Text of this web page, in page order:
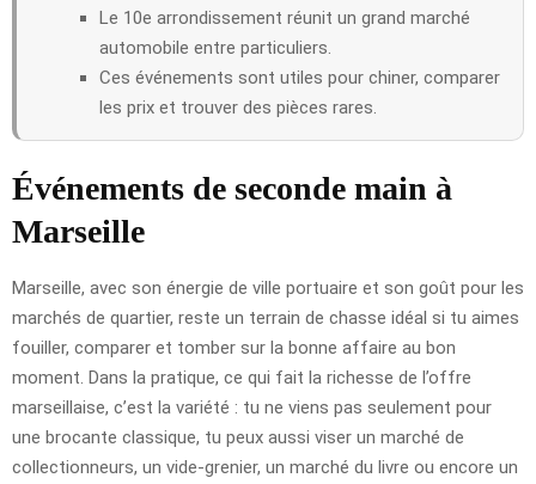
Le 10e arrondissement réunit un grand marché
automobile entre particuliers.
Ces événements sont utiles pour chiner, comparer
les prix et trouver des pièces rares.
Événements de seconde main à
Marseille
Marseille, avec son énergie de ville portuaire et son goût pour les
marchés de quartier, reste un terrain de chasse idéal si tu aimes
fouiller, comparer et tomber sur la bonne affaire au bon
moment. Dans la pratique, ce qui fait la richesse de l’offre
marseillaise, c’est la variété : tu ne viens pas seulement pour
une brocante classique, tu peux aussi viser un marché de
collectionneurs, un vide-grenier, un marché du livre ou encore un